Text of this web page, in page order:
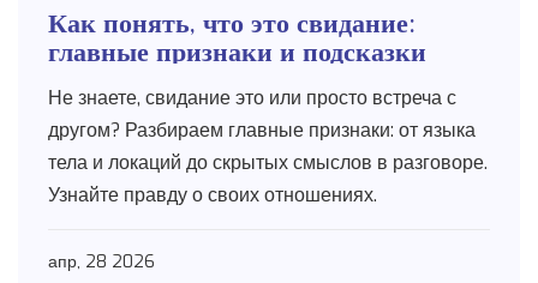
Как понять, что это свидание:
главные признаки и подсказки
Не знаете, свидание это или просто встреча с
другом? Разбираем главные признаки: от языка
тела и локаций до скрытых смыслов в разговоре.
Узнайте правду о своих отношениях.
апр, 28 2026